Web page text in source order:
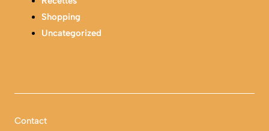
Shopping
Uncategorized
Contact